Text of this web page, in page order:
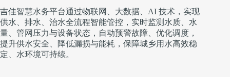
吉佳智慧水务平台通过物联网、大数据、AI 技术，实现
供水、排水、治水全流程智能管控，实时监测水质、水
量、管网压力与设备状态，自动预警故障、优化调度，
提升供水安全、降低漏损与能耗，保障城乡用水高效稳
定、水环境可持续。